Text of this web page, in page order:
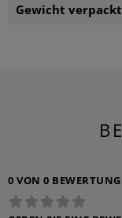
Gewicht
0 VON 0